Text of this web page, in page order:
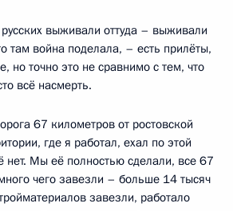
выживали оттуда – выживали
там война поделала, – есть прилёты,
но точно это не сравнимо с тем, что
всё насмерть.
67 километров от ростовской
где я работал, ехал по этой
нет. Мы её полностью сделали, все 67
чего завезли – больше 14 тысяч
завезли, работало